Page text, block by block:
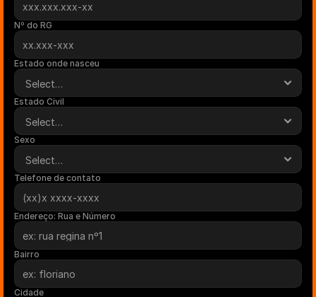
Nº do RG
Estado onde nasceu
Estado Civil
Sexo
Telefone de contato
Endereço: Rua e Número
Bairro
Cidade